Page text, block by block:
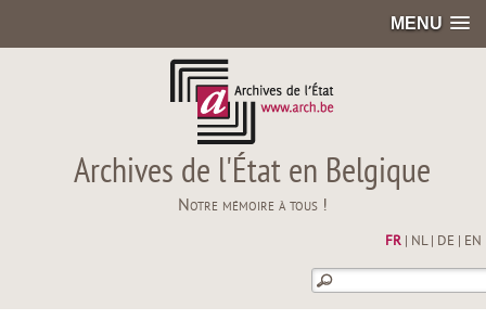
MENU
Archives de l'État en Belgique
Notre mémoire à tous !
FR| NL| DE EN